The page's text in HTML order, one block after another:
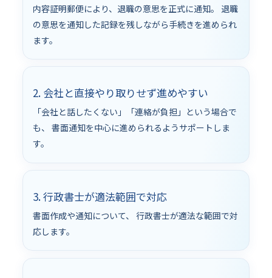
内容証明郵便により、退職の意思を正式に通知。 退職
の意思を通知した記録を残しながら手続きを進められ
ます。
2. 会社と直接やり取りせず進めやすい
「会社と話したくない」「連絡が負担」という場合で
も、 書面通知を中心に進められるようサポートしま
す。
3. 行政書士が適法範囲で対応
書面作成や通知について、 行政書士が適法な範囲で対
応します。